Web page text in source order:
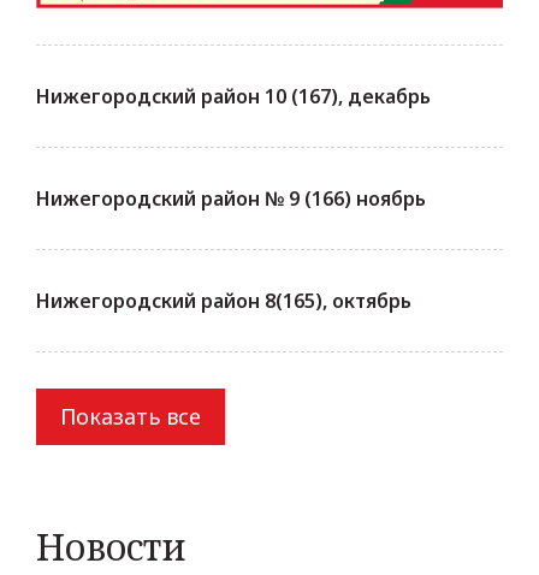
Нижегородский район 10 (167), декабрь
Нижегородский район № 9 (166) ноябрь
Нижегородский район 8(165), октябрь
Показать все
Новости